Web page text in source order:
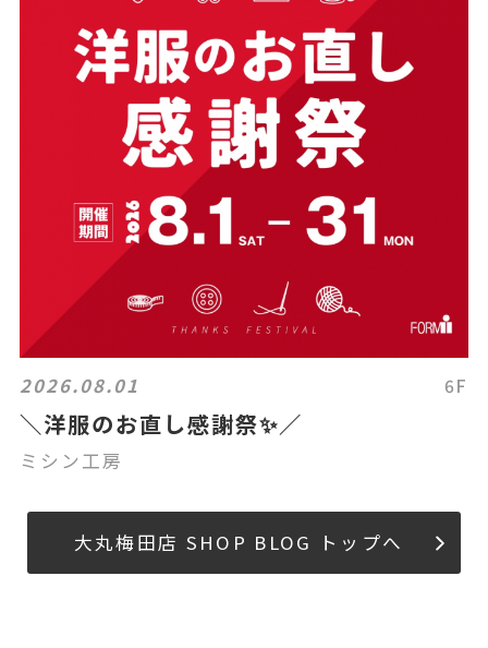
2026.08.01 6F
＼洋服のお直し感謝祭✨／
ミシン工房
大丸梅田店 SHOP BLOG トップへ